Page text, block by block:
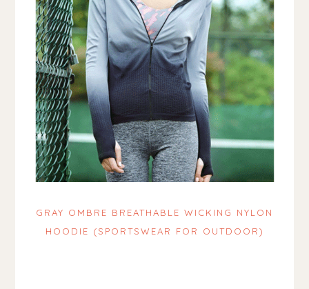
GRAY OMBRE BREATHABLE WICKING NYLON
HOODIE (SPORTSWEAR FOR OUTDOOR)